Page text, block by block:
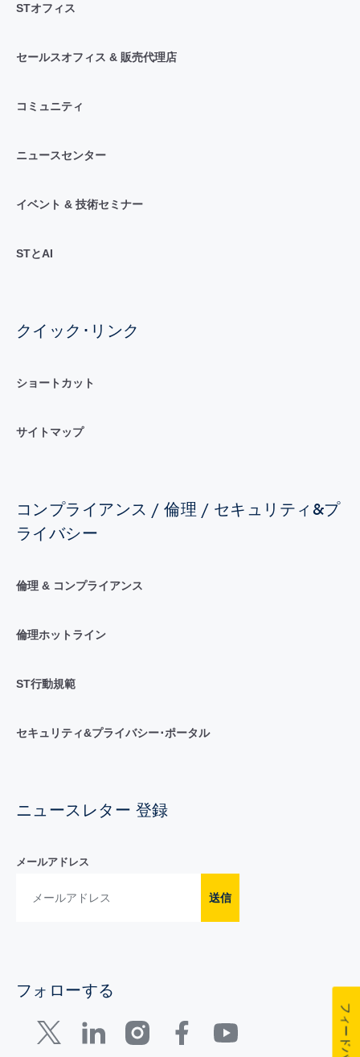
STオフィス
セールスオフィス & 販売代理店
コミュニティ
ニュースセンター
イベント & 技術セミナー
STとAI
クイック･リンク
ショートカット
サイトマップ
コンプライアンス / 倫理 / セキュリティ&プ
ライバシー
倫理 & コンプライアンス
倫理ホットライン
ST行動規範
セキュリティ&プライバシー･ポータル
ニュースレター 登録
メールアドレス
送信
フォローする